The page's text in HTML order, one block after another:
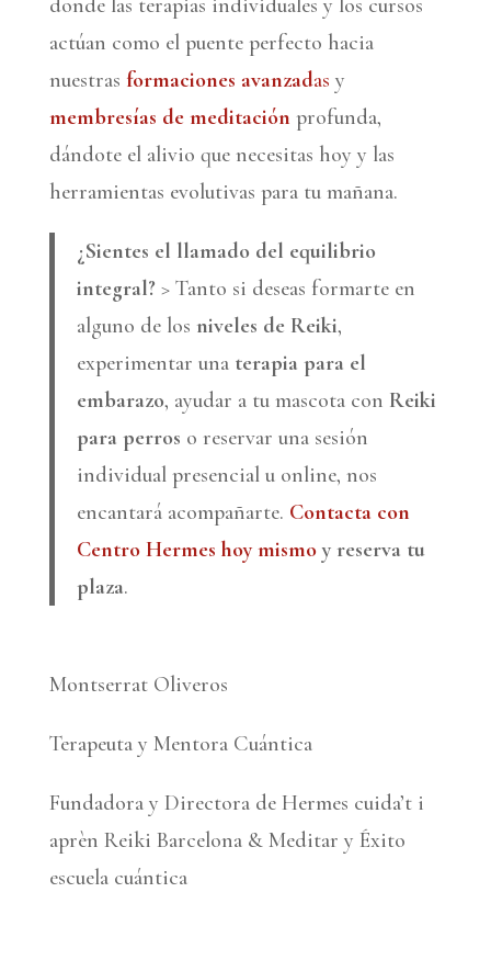
donde las terapias individuales y los cursos
actúan como el puente perfecto hacia
nuestras formaciones avanzadas y
membresías de meditación profunda,
dándote el alivio que necesitas hoy y las
herramientas evolutivas para tu mañana.
¿Sientes el llamado del equilibrio
integral?> Tanto si deseas formarte en
alguno de los niveles de Reiki,
experimentar una terapia para el
embarazo, ayudar a tu mascota con Reiki
para perros o reservar una sesión
individual presencial u online, nos
encantará acompañarte. Contacta con
Centro Hermes hoy mismoy reserva tu
plaza.
Montserrat Oliveros
Terapeuta y Mentora Cuántica
Fundadora y Directora de Hermes cuida’t i
aprèn Reiki Barcelona & Meditar y Éxito
escuela cuántica